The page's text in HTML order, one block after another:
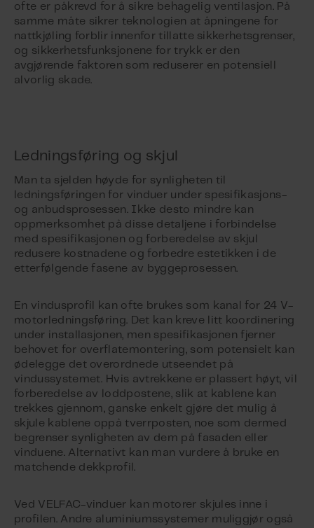
ofte er påkrevd for å sikre behagelig ventilasjon. På
samme måte sikrer teknologien at åpningene for
nattkjøling forblir innenfor tillatte sikkerhetsgrenser,
og sikkerhetsfunksjonene for trykk er den
avgjørende faktoren som reduserer en potensiell
alvorlig skade.
Ledningsføring og skjul
Man ta sjelden høyde for synligheten til
ledningsføringen for vinduer under spesifikasjons-
og anbudsprosessen. Ikke desto mindre kan
oppmerksomhet på disse detaljene i forbindelse
med spesifikasjonen og forberedelse av skjul
redusere kostnadene og forbedre estetikken i de
etterfølgende fasene av byggeprosessen.
En vindusprofil kan ofte brukes som kanal for 24 V-
motorledningsføring. Det kan kreve litt koordinering
under installasjonen, men spesifikasjonen fjerner
behovet for overflatemontering, som potensielt kan
ødelegge det overordnede utseendet på
vindussystemet. Hvis avtrekkene er plassert høyt, vil
forberedelse av loddpostene, slik at kablene kan
trekkes gjennom, ganske enkelt gjøre det mulig å
skjule kablene oppå tverrposten, noe som dermed
begrenser synligheten av dem på fasaden eller
vinduene. Alternativt kan man vurdere å bruke en
matchende dekkprofil.
Ved VELFAC-vinduer kan motorer skjules inne i
profilen. Andre aluminiumssystemer muliggjør også